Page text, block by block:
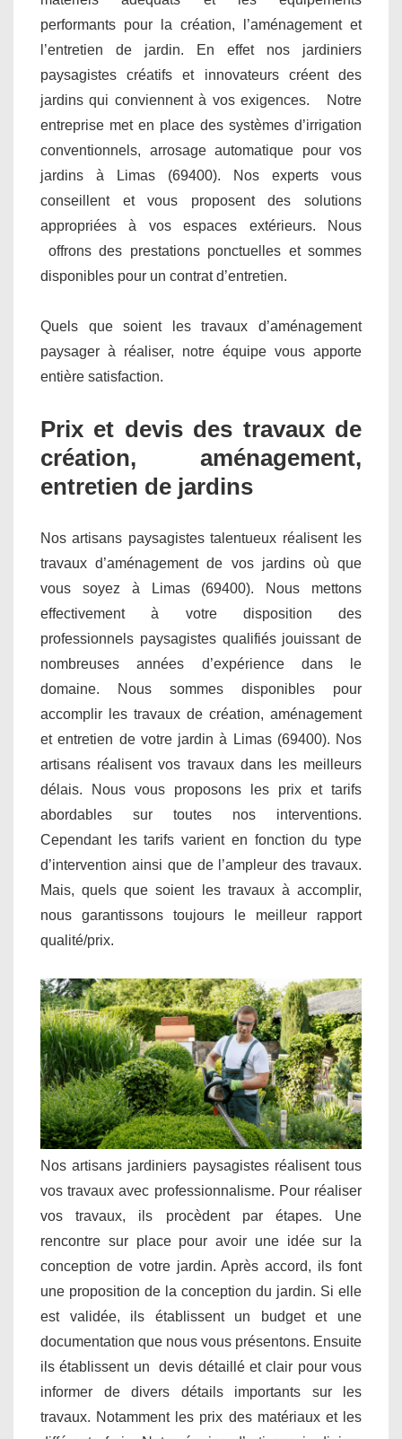
performants pour la création, l’aménagement et
l’entretien de jardin. En effet nos jardiniers
paysagistes créatifs et innovateurs créent des
jardins qui conviennent à vos exigences. Notre
entreprise met en place des systèmes d’irrigation
conventionnels, arrosage automatique pour vos
jardins à Limas (69400). Nos experts vous
conseillent et vous proposent des solutions
appropriées à vos espaces extérieurs. Nous
offrons des prestations ponctuelles et sommes
disponibles pour un contrat d’entretien.
Quels que soient les travaux d’aménagement
paysager à réaliser, notre équipe vous apporte
entière satisfaction.
Prix et devis des travaux de
création, aménagement,
entretien de jardins
Nos artisans paysagistes talentueux réalisent les
travaux d’aménagement de vos jardins où que
vous soyez à Limas (69400). Nous mettons
effectivement à votre disposition des
professionnels paysagistes qualifiés jouissant de
nombreuses années d’expérience dans le
domaine. Nous sommes disponibles pour
accomplir les travaux de création, aménagement
et entretien de votre jardin à Limas (69400). Nos
artisans réalisent vos travaux dans les meilleurs
délais. Nous vous proposons les prix et tarifs
abordables sur toutes nos interventions.
Cependant les tarifs varient en fonction du type
d’intervention ainsi que de l’ampleur des travaux.
Mais, quels que soient les travaux à accomplir,
nous garantissons toujours le meilleur rapport
qualité/prix.
Nos artisans jardiniers paysagistes réalisent tous
vos travaux avec professionnalisme. Pour réaliser
vos travaux, ils procèdent par étapes. Une
rencontre sur place pour avoir une idée sur la
conception de votre jardin. Après accord, ils font
une proposition de la conception du jardin. Si elle
est validée, ils établissent un budget et une
documentation que nous vous présentons. Ensuite
ils établissent un devis détaillé et clair pour vous
informer de divers détails importants sur les
travaux. Notamment les prix des matériaux et les